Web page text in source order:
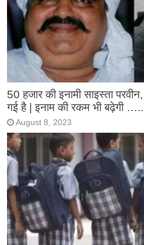
50 हजार की इनामी साइस्ता
गई है | इनाम की रकम भी बढ़ेगी …..
August 8, 2023